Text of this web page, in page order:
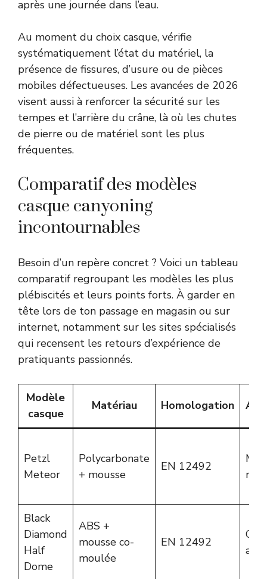
après une journée dans l’eau.
Au moment du choix casque, vérifie
systématiquement l’état du matériel, la
présence de fissures, d’usure ou de pièces
mobiles défectueuses. Les avancées de 2026
visent aussi à renforcer la sécurité sur les
tempes et l’arrière du crâne, là où les chutes
de pierre ou de matériel sont les plus
fréquentes.
Comparatif des modèles
casque canyoning
incontournables
Besoin d’un repère concret ? Voici un tableau
comparatif regroupant les modèles les plus
plébiscités et leurs points forts. À garder en
tête lors de ton passage en magasin ou sur
internet, notamment sur les sites spécialisés
qui recensent les retours d’expérience de
pratiquants passionnés.
Modèle
casque
Matériau Homologation
Petzl
Meteor
Polycarbonate
+ mousse
EN 12492
Black
Diamond
Half
Dome
ABS +
mousse co-
moulée
EN 12492